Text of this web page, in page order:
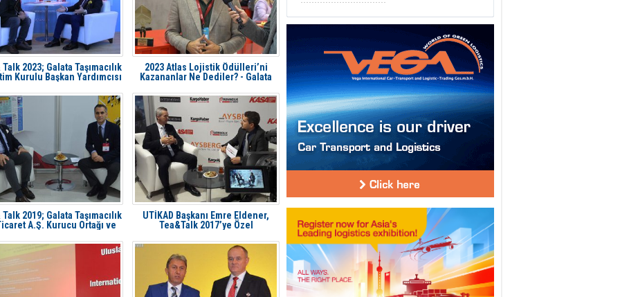
2023; Galata Taşımacılık
Kurulu Başkan Yardımcısı
2023 Atlas Lojistik Ödülleri’ni
Kazananlar Ne Dediler? - Galata
2019; Galata Taşımacılık
A.Ş. Kurucu Ortağı ve
UTİKAD Başkanı Emre Eldener,
Tea&Talk 2017’ye Özel